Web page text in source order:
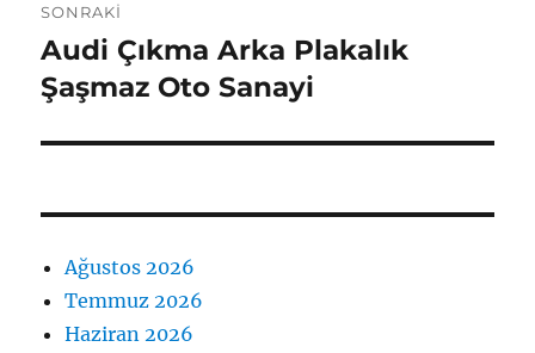
SONRAKI
Sonraki
yazı:
Audi Çıkma Arka Plakalık
Şaşmaz Oto Sanayi
Ağustos 2026
Temmuz 2026
Haziran 2026